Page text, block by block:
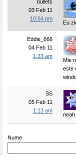
bullets
03 Feb 11
10:54 pm
Eu
Eddie_666
04 Feb 11
1:33 am
Mie
este
SS
05 Feb 11
1:13 am
Nume